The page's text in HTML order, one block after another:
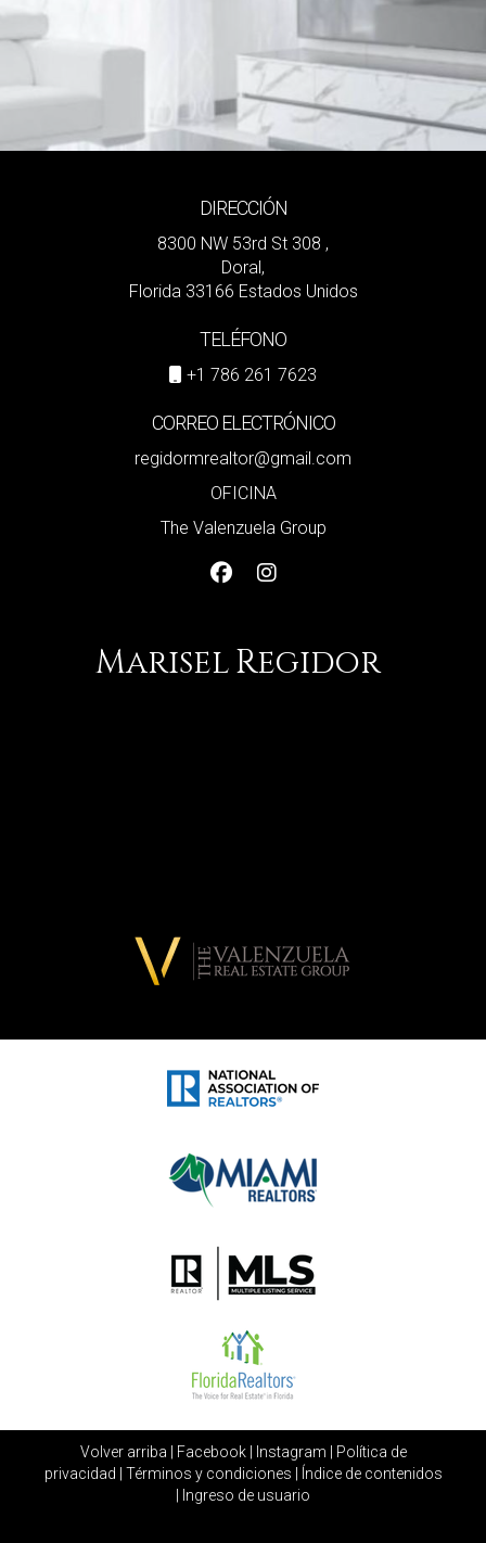
DIRECCIÓN
8300 NW 53rd St 308 ,
Doral,
Florida 33166 Estados Unidos
TELÉFONO
+1 786 261 7623
CORREO ELECTRÓNICO
regidormrealtor@gmail.com
OFICINA
The Valenzuela Group
MariselRegidor
Volver arriba Facebook| Instagram
Política de
privacidad
Términos y condiciones
Índice de contenidos
Ingreso de usuario